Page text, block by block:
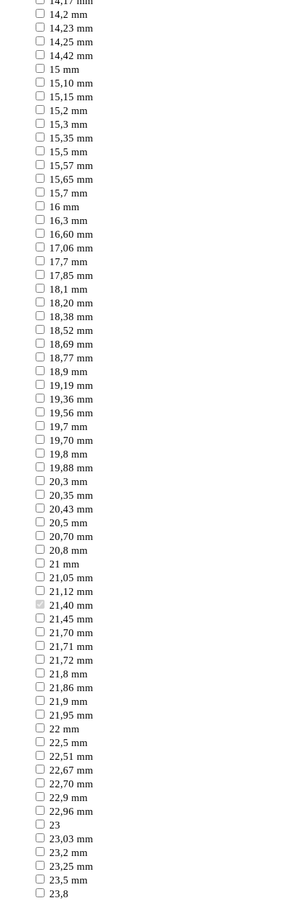
14,2 mm
14,23 mm
14,25 mm
14,42 mm
15 mm
15,10 mm
15,15 mm
15,2 mm
15,3 mm
15,35 mm
15,5 mm
15,57 mm
15,65 mm
15,7 mm
16 mm
16,3 mm
16,60 mm
17,06 mm
17,7 mm
17,85 mm
18,1 mm
18,20 mm
18,38 mm
18,52 mm
18,69 mm
18,77 mm
18,9 mm
19,19 mm
19,36 mm
19,56 mm
19,7 mm
19,70 mm
19,8 mm
19,88 mm
20,3 mm
20,35 mm
20,43 mm
20,5 mm
20,70 mm
20,8 mm
21 mm
21,05 mm
21,12 mm
21,40 mm
21,45 mm
21,70 mm
21,71 mm
21,72 mm
21,8 mm
21,86 mm
21,9 mm
21,95 mm
22 mm
22,5 mm
22,51 mm
22,67 mm
22,70 mm
22,9 mm
22,96 mm
23
23,03 mm
23,2 mm
23,25 mm
23,5 mm
23,8